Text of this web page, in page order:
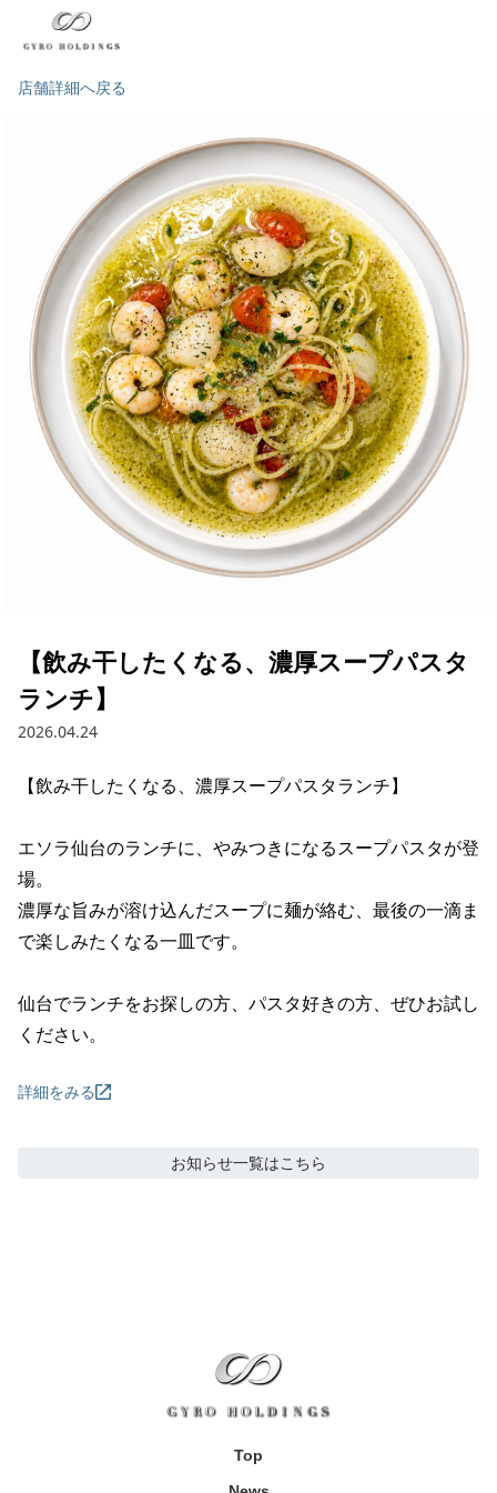
店舗詳細へ戻る
【飲み干したくなる、濃厚スープパスタ
ランチ】
2026.04.24
【飲み干したくなる、濃厚スープパスタランチ】
エソラ仙台のランチに、やみつきになるスープパスタが登
場。
濃厚な旨みが溶け込んだスープに麺が絡む、最後の一滴ま
で楽しみたくなる一皿です。
仙台でランチをお探しの方、パスタ好きの方、ぜひお試し
ください。
詳細をみる
お知らせ一覧はこちら
Top